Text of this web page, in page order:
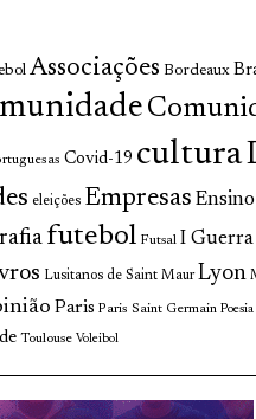
Associações Bordeaux
Covid-19 cultura
eleições Empresas Ensino
futebol Futsal I
Lusitanos de Saint Maur Lyon
Paris Paris Saint Germain Poesia
Toulouse Voleibol